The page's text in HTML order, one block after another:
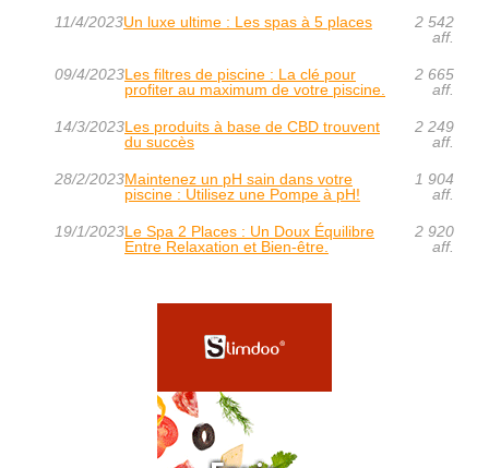
11/4/2023Un luxe ultime : Les spas à 5 places
2 542
aff.
09/4/2023Les filtres de piscine : La clé pour
profiter au maximum de votre piscine.
2 665
aff.
14/3/2023Les produits à base de CBD trouvent
du succès
2 249
aff.
28/2/2023Maintenez un pH sain dans votre
piscine : Utilisez une Pompe à pH!
1 904
aff.
19/1/2023Le Spa 2 Places : Un Doux Équilibre
Entre Relaxation et Bien-être.
2 920
aff.